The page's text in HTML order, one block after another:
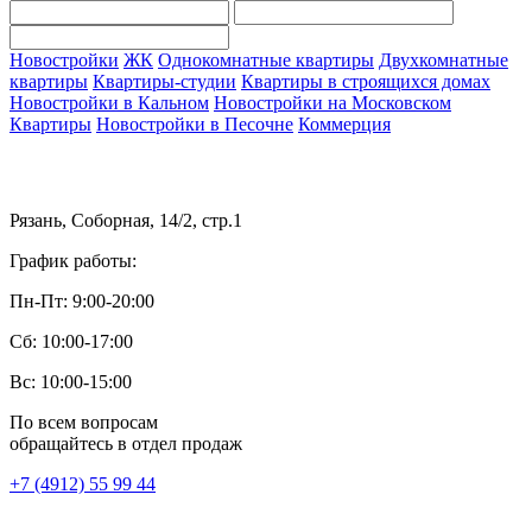
Новостройки ЖК Однокомнатные квартиры Двухкомнатные
квартиры Квартиры-студии Квартиры в строящихся домах
Новостройки в Кальном Новостройки на Московском
Квартиры Новостройки в Песочне Коммерция
Рязань, Соборная, 14/2, стр.1
График работы:
Пн-Пт: 9:00-20:00
Сб: 10:00-17:00
Вс: 10:00-15:00
По всем вопросам
обращайтесь в отдел продаж
+7 (4912) 55 99 44